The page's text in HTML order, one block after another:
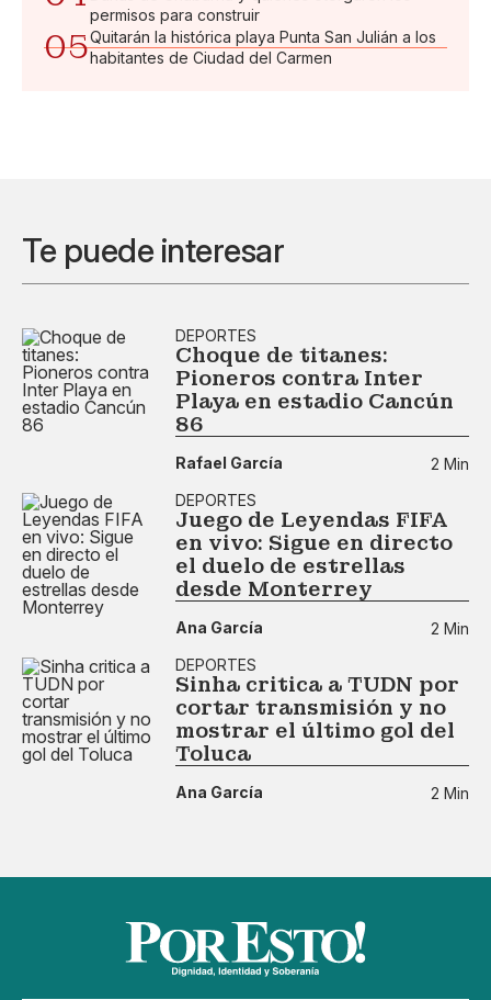
permisos para construir
05Quitarán la histórica playa Punta San Julián a los
habitantes de Ciudad del Carmen
Te puede interesar
DEPORTES
Choque de titanes:
Pioneros contra Inter
Playa en estadio Cancún
86
Rafael García
2 Min
DEPORTES
Juego de Leyendas FIFA
en vivo: Sigue en directo
el duelo de estrellas
desde Monterrey
Ana García
2 Min
DEPORTES
Sinha critica a TUDN por
cortar transmisión y no
mostrar el último gol del
Toluca
Ana García 2 Min